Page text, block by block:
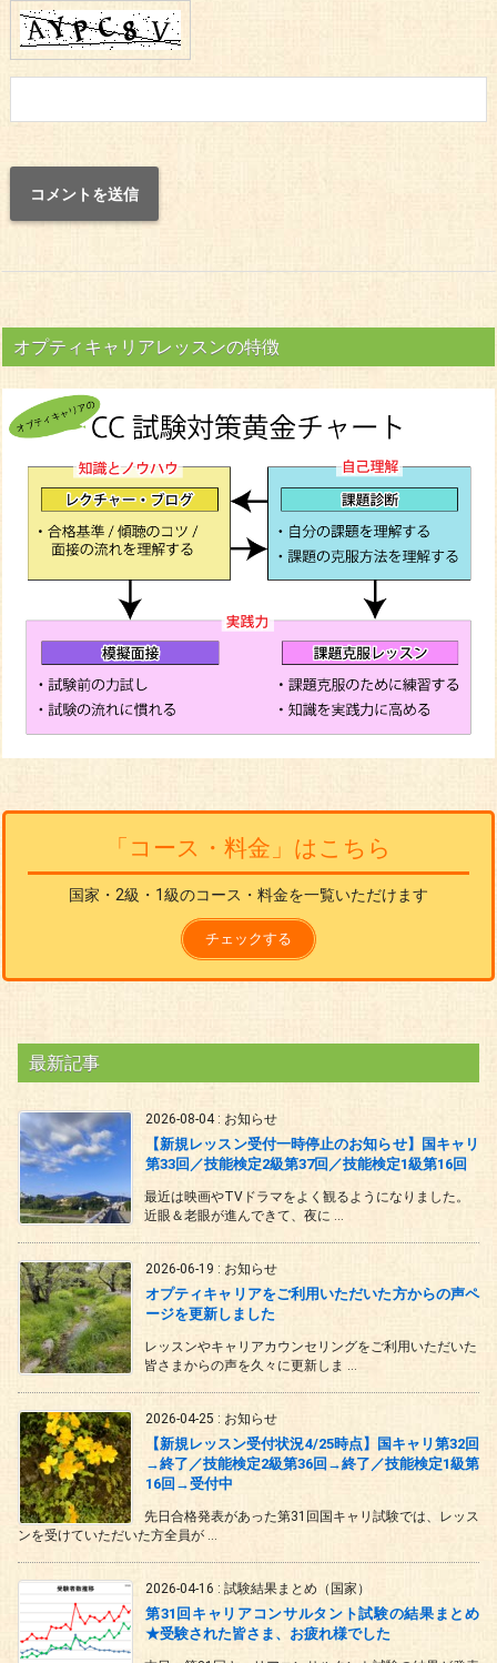
オプティキャリアレッスンの特徴
「コース・料金」はこちら
国家・2級・1級のコース・料金を一覧いただけます
チェックする
最新記事
2026-08-04: お知らせ
【新規レッスン受付一時停止のお知らせ】国キャリ
第33回／技能検定2級第37回／技能検定1級第16回
最近は映画やTVドラマをよく観るようになりました。
近眼＆老眼が進んできて、夜に ...
2026-06-19 : お知らせ
オプティキャリアをご利用いただいた方からの声ペ
ージを更新しました
レッスンやキャリアカウンセリングをご利用いただいた
皆さまからの声を久々に更新しま ...
2026-04-25 : お知らせ
【新規レッスン受付状況4/25時点】国キャリ第32回
→終了／技能検定2級第36回→終了／技能検定1級第
16回→受付中
先日合格発表があった第31回国キャリ試験では、レッス
ンを受けていただいた方全員が ...
2026-04-16 : 試験結果まとめ（国家）
第31回キャリアコンサルタント試験の結果まとめ
★受験された皆さま、お疲れ様でした